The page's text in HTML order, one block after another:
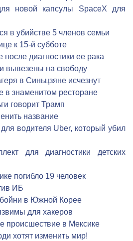
новой капсулы SpaceX для
в убийстве 5 членов семьи
к 15-й субботе
диагностики ее рака
вывезены на свободу
в Синьцзяне исчезнут
в знаменитом ресторане
говорит Трамп
название
водителя Uber, который убил
для диагностики детских
погибло 19 человек
ИБ
в Южной Корее
для хакеров
происшествие в Мексике
хотят изменить мир!